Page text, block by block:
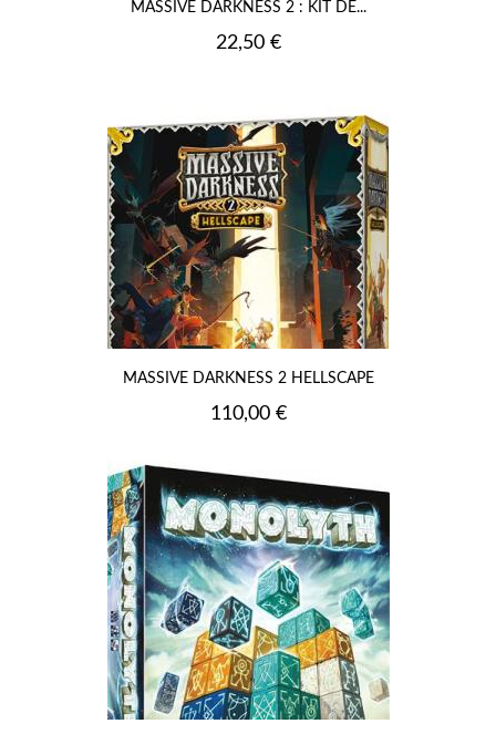
MASSIVE DARKNESS 2 : KIT DE...
Prix
22,50 €
MASSIVE DARKNESS 2 HELLSCAPE
Prix
110,00 €